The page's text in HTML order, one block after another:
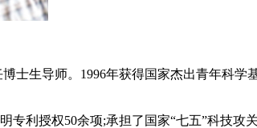
博士生导师。1996年获得国家杰出青年科
利授权50余项;承担了国家“七五”科技攻